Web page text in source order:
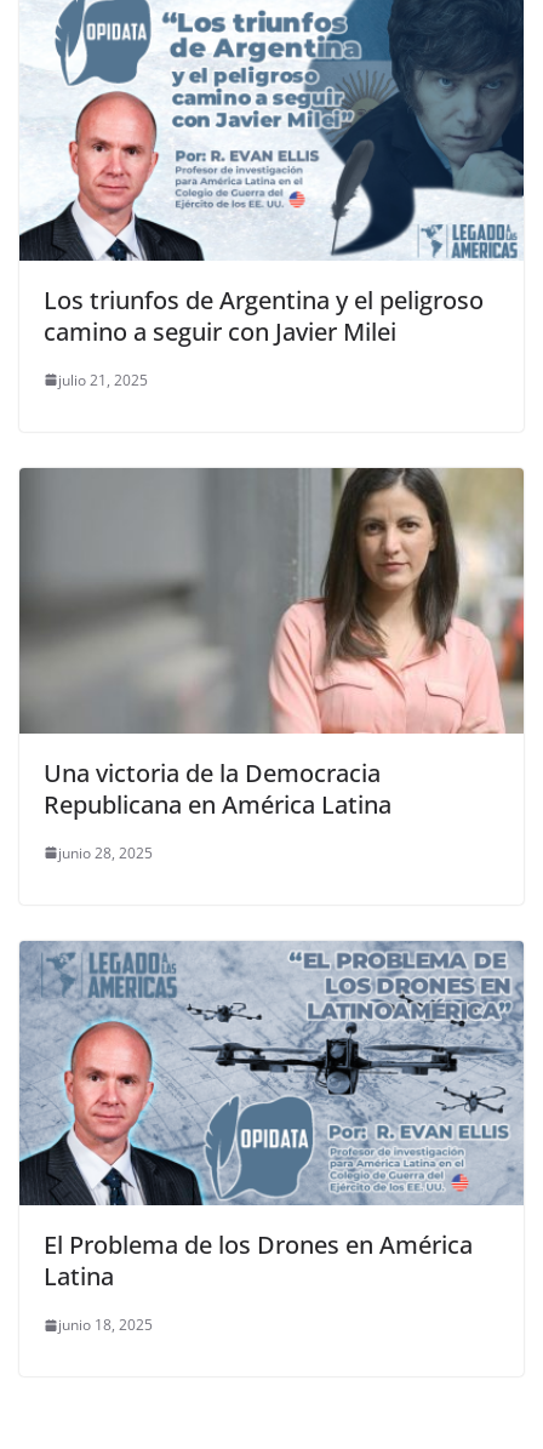
Los triunfos de Argentina y el peligroso
camino a seguir con Javier Milei
julio 21, 2025
Una victoria de la Democracia
Republicana en América Latina
junio 28, 2025
El Problema de los Drones en América
Latina
junio 18, 2025